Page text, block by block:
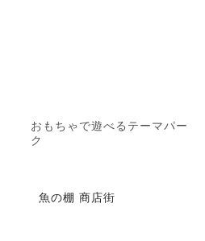
おもちゃで遊べるテーマパー
ク
魚の棚 商店街